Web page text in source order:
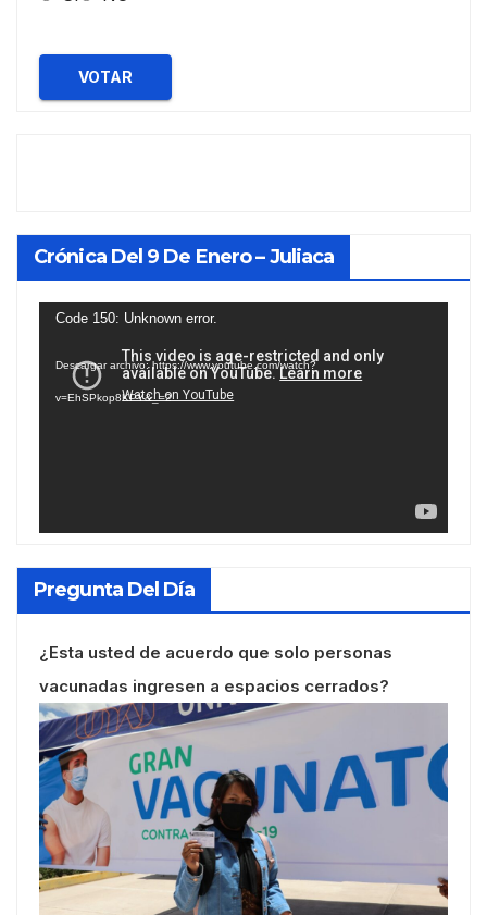
VOTAR
Crónica Del 9 De Enero – Juliaca
Reproductor
vídeo
Code 150: Unknown error.
Descargar archivo: https://www.youtube.com/watch?
v=EhSPkop8KPY&_=2
Pregunta Del Día
¿Esta usted de acuerdo que solo personas
vacunadas ingresen a espacios cerrados?